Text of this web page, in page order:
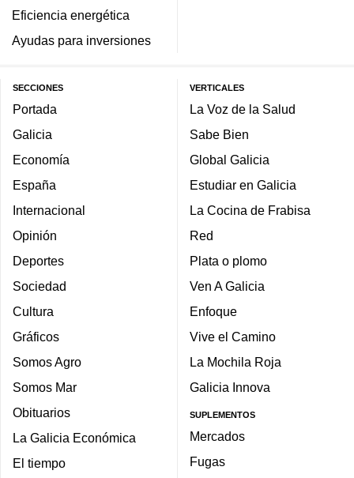
Eficiencia energética
Ayudas para inversiones
SECCIONES
Portada
Galicia
Economía
España
Internacional
Opinión
Deportes
Sociedad
Cultura
Gráficos
Somos Agro
Somos Mar
Obituarios
La Galicia Económica
El tiempo
VERTICALES
La Voz de la Salud
Sabe Bien
Global Galicia
Estudiar en Galicia
La Cocina de Frabisa
Red
Plata o plomo
Ven A Galicia
Enfoque
Vive el Camino
La Mochila Roja
Galicia Innova
SUPLEMENTOS
Mercados
Fugas